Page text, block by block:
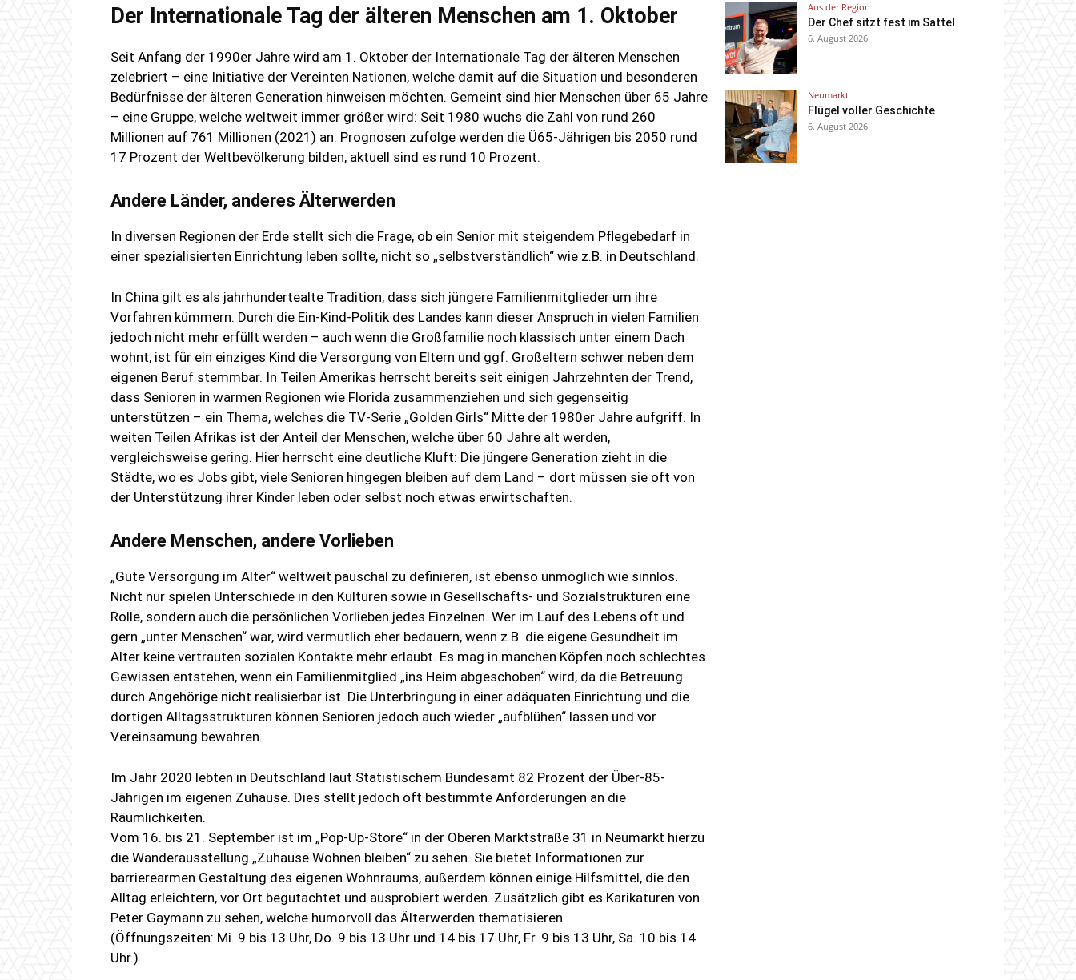
Der Internationale Tag der älteren Menschen am 1. Oktober
Seit Anfang der 1990er Jahre wird am 1. Oktober der Internationale Tag der älteren Menschen
zelebriert – eine Initiative der Vereinten Nationen, welche damit auf die Situation und besonderen
Bedürfnisse der älteren Generation hinweisen möchten. Gemeint sind hier Menschen über 65 Jahre
– eine Gruppe, welche weltweit immer größer wird: Seit 1980 wuchs die Zahl von rund 260
Millionen auf 761 Millionen (2021) an. Prognosen zufolge werden die Ü65-Jährigen bis 2050 rund
17 Prozent der Weltbevölkerung bilden, aktuell sind es rund 10 Prozent.
Andere Länder, anderes Älterwerden
In diversen Regionen der Erde stellt sich die Frage, ob ein Senior mit steigendem Pflegebedarf in
einer spezialisierten Einrichtung leben sollte, nicht so „selbstverständlich“ wie z.B. in Deutschland.
In China gilt es als jahrhundertealte Tradition, dass sich jüngere Familienmitglieder um ihre
Vorfahren kümmern. Durch die Ein-Kind-Politik des Landes kann dieser Anspruch in vielen Familien
jedoch nicht mehr erfüllt werden – auch wenn die Großfamilie noch klassisch unter einem Dach
wohnt, ist für ein einziges Kind die Versorgung von Eltern und ggf. Großeltern schwer neben dem
eigenen Beruf stemmbar. In Teilen Amerikas herrscht bereits seit einigen Jahrzehnten der Trend,
dass Senioren in warmen Regionen wie Florida zusammenziehen und sich gegenseitig
unterstützen – ein Thema, welches die TV-Serie „Golden Girls“ Mitte der 1980er Jahre aufgriff. In
weiten Teilen Afrikas ist der Anteil der Menschen, welche über 60 Jahre alt werden,
vergleichsweise gering. Hier herrscht eine deutliche Kluft: Die jüngere Generation zieht in die
Städte, wo es Jobs gibt, viele Senioren hingegen bleiben auf dem Land – dort müssen sie oft von
der Unterstützung ihrer Kinder leben oder selbst noch etwas erwirtschaften.
Andere Menschen, andere Vorlieben
„Gute Versorgung im Alter“ weltweit pauschal zu definieren, ist ebenso unmöglich wie sinnlos.
Nicht nur spielen Unterschiede in den Kulturen sowie in Gesellschafts- und Sozialstrukturen eine
Rolle, sondern auch die persönlichen Vorlieben jedes Einzelnen. Wer im Lauf des Lebens oft und
gern „unter Menschen“ war, wird vermutlich eher bedauern, wenn z.B. die eigene Gesundheit im
Alter keine vertrauten sozialen Kontakte mehr erlaubt. Es mag in manchen Köpfen noch schlechtes
Gewissen entstehen, wenn ein Familienmitglied „ins Heim abgeschoben“ wird, da die Betreuung
durch Angehörige nicht realisierbar ist. Die Unterbringung in einer adäquaten Einrichtung und die
dortigen Alltagsstrukturen können Senioren jedoch auch wieder „aufblühen“ lassen und vor
Vereinsamung bewahren.
Im Jahr 2020 lebten in Deutschland laut Statistischem Bundesamt 82 Prozent der Über-85-
Jährigen im eigenen Zuhause. Dies stellt jedoch oft bestimmte Anforderungen an die
Räumlichkeiten.
Vom 16. bis 21. September ist im „Pop-Up-Store“ in der Oberen Marktstraße 31 in Neumarkt hierzu
die Wanderausstellung „Zuhause Wohnen bleiben“ zu sehen. Sie bietet Informationen zur
barrierearmen Gestaltung des eigenen Wohnraums, außerdem können einige Hilfsmittel, die den
Alltag erleichtern, vor Ort begutachtet und ausprobiert werden. Zusätzlich gibt es Karikaturen von
Peter Gaymann zu sehen, welche humorvoll das Älterwerden thematisieren.
(Öffnungszeiten: Mi. 9 bis 13 Uhr, Do. 9 bis 13 Uhr und 14 bis 17 Uhr, Fr. 9 bis 13 Uhr, Sa. 10 bis 14
Uhr.)
Aus der Region
Der Chef sitzt fest im Sattel
6. August 2026
Neumarkt
Flügel voller Geschichte
6. August 2026